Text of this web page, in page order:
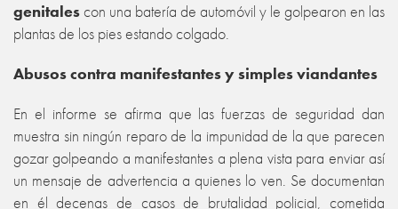
genitalescon una batería de automóvil y le golpearon en las
plantas de los pies estando colgado.
Abusos contra manifestantes y simples viandantes
En el informe se afirma que las fuerzas de seguridad dan
muestra sin ningún reparo de la impunidad de la que parecen
gozar golpeando a manifestantes a plena vista para enviar así
un mensaje de advertencia a quienes lo ven. Se documentan
en él decenas de casos de brutalidad policial, cometida